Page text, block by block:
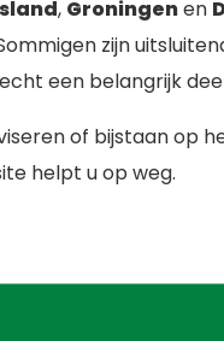
, Groningenen
zijn
een belangrijk
of bijstaan op
helpt u op weg.